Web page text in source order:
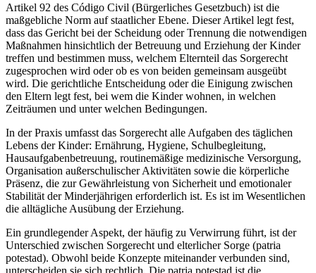
Artikel 92 des Código Civil (Bürgerliches Gesetzbuch) ist die
maßgebliche Norm auf staatlicher Ebene. Dieser Artikel legt fest,
dass das Gericht bei der Scheidung oder Trennung die notwendigen
Maßnahmen hinsichtlich der Betreuung und Erziehung der Kinder
treffen und bestimmen muss, welchem Elternteil das Sorgerecht
zugesprochen wird oder ob es von beiden gemeinsam ausgeübt
wird. Die gerichtliche Entscheidung oder die Einigung zwischen
den Eltern legt fest, bei wem die Kinder wohnen, in welchen
Zeiträumen und unter welchen Bedingungen.
In der Praxis umfasst das Sorgerecht alle Aufgaben des täglichen
Lebens der Kinder: Ernährung, Hygiene, Schulbegleitung,
Hausaufgabenbetreuung, routinemäßige medizinische Versorgung,
Organisation außerschulischer Aktivitäten sowie die körperliche
Präsenz, die zur Gewährleistung von Sicherheit und emotionaler
Stabilität der Minderjährigen erforderlich ist. Es ist im Wesentlichen
die alltägliche Ausübung der Erziehung.
Ein grundlegender Aspekt, der häufig zu Verwirrung führt, ist der
Unterschied zwischen Sorgerecht und elterlicher Sorge (patria
potestad). Obwohl beide Konzepte miteinander verbunden sind,
unterscheiden sie sich rechtlich. Die patria potestad ist die